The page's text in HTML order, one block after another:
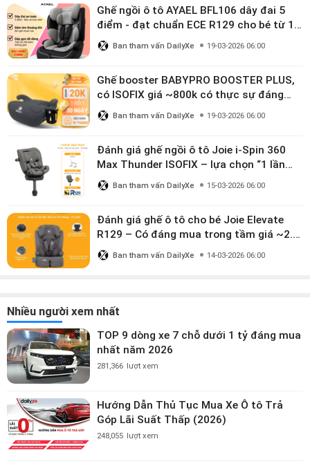
Ghế ngồi ô tô AYAEL BFL106 dây đai 5
điểm - đạt chuẩn ECE R129 cho bé từ 1–
10 tuổi
Ban tham vấn DailyXe 19-03-2026 06:00
Ghế booster BABYPRO BOOSTER PLUS,
có ISOFIX giá ~800k có thực sự đáng
mua?
Ban tham vấn DailyXe 19-03-2026 06:00
Đánh giá ghế ngồi ô tô Joie i-Spin 360
Max Thunder ISOFIX – lựa chọn “1 lần
dùng đến 12 năm” có đáng giá gần 9
triệu?
Ban tham vấn DailyXe 15-03-2026 06:00
Đánh giá ghế ô tô cho bé Joie Elevate
R129 – Có đáng mua trong tầm giá ~2.8
triệu?
Ban tham vấn DailyXe 14-03-2026 06:00
Nhiều người xem nhất
TOP 9 dòng xe 7 chỗ dưới 1 tỷ đáng mua
nhất năm 2026
281,366 lượt xem
Hướng Dẫn Thủ Tục Mua Xe Ô tô Trả
Góp Lãi Suất Thấp (2026)
248,055 lượt xem